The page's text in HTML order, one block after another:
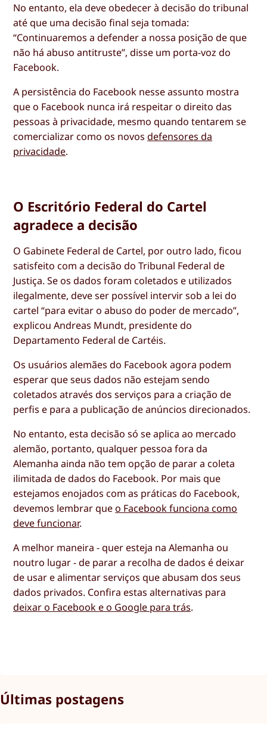
No entanto, ela deve obedecer à decisão do tribunal
até que uma decisão final seja tomada:
“Continuaremos a defender a nossa posição de que
não há abuso antitruste”, disse um porta-voz do
Facebook.
A persistência do Facebook nesse assunto mostra
que o Facebook nunca irá respeitar o direito das
pessoas à privacidade, mesmo quando tentarem se
comercializar como os novosdefensores da
privacidade.
O Escritório Federal do Cartel
agradece a decisão
O Gabinete Federal de Cartel, por outro lado, ficou
satisfeito com a decisão do Tribunal Federal de
Justiça. Se os dados foram coletados e utilizados
ilegalmente, deve ser possível intervir sob a lei do
cartel “para evitar o abuso do poder de mercado”,
explicou Andreas Mundt, presidente do
Departamento Federal de Cartéis.
Os usuários alemães do Facebook agora podem
esperar que seus dados não estejam sendo
coletados através dos serviços para a criação de
perfis e para a publicação de anúncios direcionados.
No entanto, esta decisão só se aplica ao mercado
alemão, portanto, qualquer pessoa fora da
Alemanha ainda não tem opção de parar a coleta
ilimitada de dados do Facebook. Por mais que
estejamos enojados com as práticas do Facebook,
devemos lembrar que o Facebook funciona como
deve funcionar.
A melhor maneira - quer esteja na Alemanha ou
noutro lugar - de parar a recolha de dados é deixar
de usar e alimentar serviços que abusam dos seus
dados privados. Confira estas alternativas para
deixar o Facebook e o Google para trás.
Últimas postagens